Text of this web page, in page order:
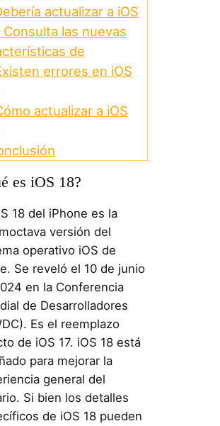
actualizar a iOS
Consulta las nuevas
de
errores en iOS
actualizar a iOS
es iOS 18?
18 del iPhone es la
versión del
operativo iOS de
Se reveló el 10 de junio
en la Conferencia
de Desarrolladores
Es el reemplazo
de iOS 17. iOS 18 está
para mejorar la
general del
Si bien los detalles
de iOS 18 pueden